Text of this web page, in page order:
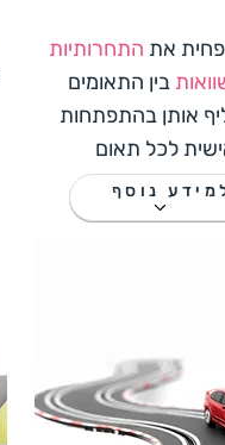
את התחרותיות
בין התאומים
אותן בהתפתחות
לכל תאום
נוסף